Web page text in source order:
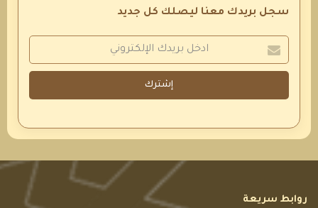
سجل بريدك معنا ليصلك كل جديد
إشترك
روابط سريعة